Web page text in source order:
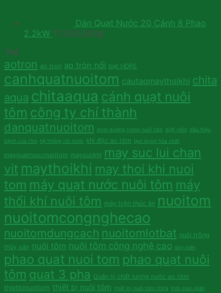
Dàn Quạt Nước 20 Cánh 8 Phao
2.2kW 17,000,000₫
Thẻ
aotron ao tron ao tròn nổi bạt HDPE
canhquatnuoitom cautaomaythoikhi chita
aqua chitaaqua cánh quạt nuôi
tôm công ty chí thành
danquatnuoitom dinh dưỡng trong nuôi tôm diệt nấm dấu hiệu
bệnh của tôm
hệ thống rút nước khí độc ao tôm lạm dụng hóa chất
mayquatnuocnuoitom maysuckhi may suc lui chan
vit maythoikhi may thoi khi nuoi
tom máy quạt nước nuôi tôm máy
thổi khí nuôi tôm máy trộn thức ăn nuoitom
nuoitomcongnghecao
nuoitomdungcach nuoitomlotbat nuôi trồng
thủy sản nuôi tôm nuôi tôm công nghệ cao oxy viên
phao quat nuoi tom phao quạt nuôi
tôm quat 3 pha Quản lý chất lượng nước ao tôm
thietbinuoitom thiết bị nuôi tôm thiết bị nuôi tôm chita thời gian giãn